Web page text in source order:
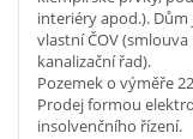
interiéry apod.).
vlastní ČOV
kanalizační řad).
Pozemek o výměře
Prodej formou
insolvenčního řízení.